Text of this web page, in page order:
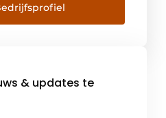
Duitsland,
Groot-Brittannië van
van samenwerking
ondersteunt
& updates te